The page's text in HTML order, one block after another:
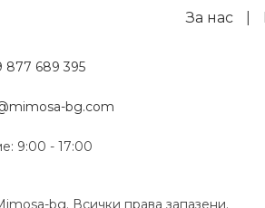
За нас
877 689 395
bg.com
9:00 - 17:00
bg. Всички права запазени.